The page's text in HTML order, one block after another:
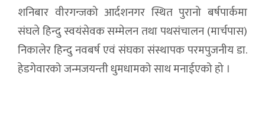
शनिबार वीरगन्जको आर्दशनगर स्थित पुरानो बर्षपार्कमा
संघले हिन्दु स्वयंसेवक सम्मेलन तथा पथसंचालन (मार्चपास)
निकालेर हिन्दु नवबर्ष एवं संघका संस्थापक परमपुजनीय डा.
हेडगेवारको जन्मजयन्ती धुमधामको साथ मनाईएको हो ।